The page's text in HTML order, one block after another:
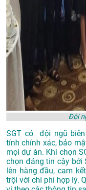
Đội
SGT có đội ngũ
tính chính xác, bảo
mọi dự án. Khi chọn
chọn đáng tin cậy bởi
lên hàng đầu, cam
trội với chi phí hợp lý.